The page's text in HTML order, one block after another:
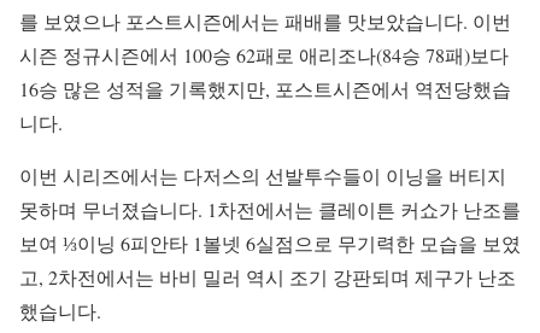
를 보였으나 포스트시즌에서는 패배를 맛보았습니다. 이번
시즌 정규시즌에서 100승 62패로 애리조나(84승 78패)보다
16승 많은 성적을 기록했지만, 포스트시즌에서 역전당했습
니다.
이번 시리즈에서는 다저스의 선발투수들이 이닝을 버티지
못하며 무너졌습니다. 1차전에서는 클레이튼 커쇼가 난조를
보여 ⅓이닝 6피안타 1볼넷 6실점으로 무기력한 모습을 보였
고, 2차전에서는 바비 밀러 역시 조기 강판되며 제구가 난조
했습니다.